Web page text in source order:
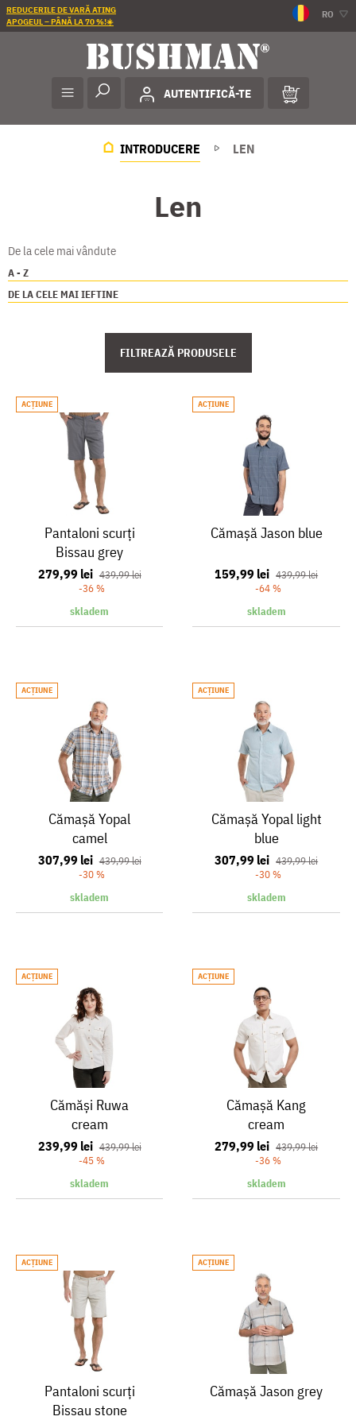
REDUCERILE DE VARĂ ATING
APOGEUL – PÂNĂ LA 70 %!☀️
RO
AUTENTIFICĂ-TE
INTRODUCERE LEN
Len
De la cele mai vândute
A - Z
DE LA CELE MAI IEFTINE
FILTREAZĂ PRODUSELE
ACŢIUNE
Pantaloni scurți
Bissau grey
279,99 lei 439,99 lei
-36 %
skladem
ACŢIUNE
Cămașă Jason blue
159,99 lei 439,99 lei
-64 %
skladem
ACŢIUNE
Cămașă Yopal
camel
307,99 lei 439,99 lei
-30 %
skladem
ACŢIUNE
Cămașă Yopal light
blue
307,99 lei 439,99 lei
-30 %
skladem
ACŢIUNE
Cămăși Ruwa
cream
239,99 lei 439,99 lei
-45 %
skladem
ACŢIUNE
Cămaşă Kang
cream
279,99 lei 439,99 lei
-36 %
skladem
ACŢIUNE
Pantaloni scurți
Bissau stone
ACŢIUNE
Cămașă Jason grey